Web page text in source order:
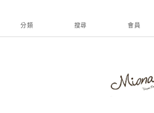
分類 搜尋 會員